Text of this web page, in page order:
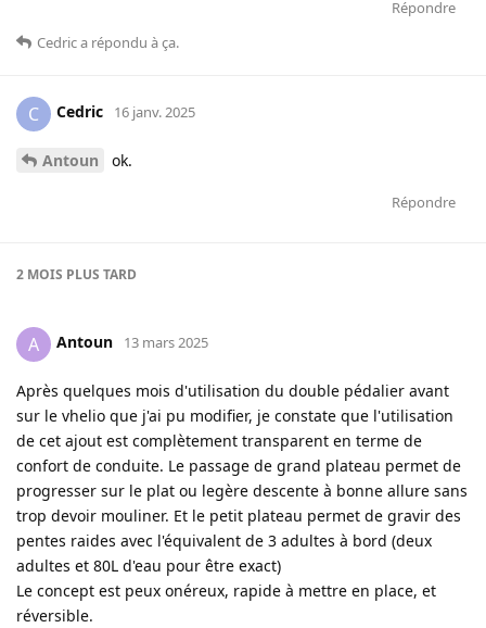
Répondre
Cedrica répondu à ça.
C Cedric 16 janv. 2025
Antoun ok.
Répondre
2 MOIS PLUS TARD
A Antoun 13 mars 2025
Après quelques mois d'utilisation du double pédalier avant
sur le vhelio que j'ai pu modifier, je constate que l'utilisation
de cet ajout est complètement transparent en terme de
confort de conduite. Le passage de grand plateau permet de
progresser sur le plat ou legère descente à bonne allure sans
trop devoir mouliner. Et le petit plateau permet de gravir des
pentes raides avec l'équivalent de 3 adultes à bord (deux
adultes et 80L d'eau pour être exact)
Le concept est peux onéreux, rapide à mettre en place, et
réversible.